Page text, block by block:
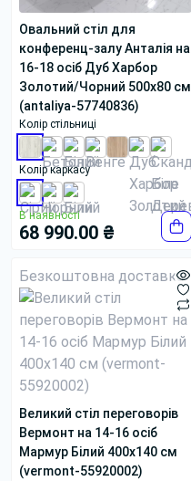
Овальний стіл для
конференц-залу Анталія на
16-18 осіб Дуб Харбор
Золотий/Чорний 500x80 см
(antaliya-57740836)
Колір стільниці
Колір каркасу
В наявності
68 990.00 ₴
Безкоштовна доставка
Великий стіл переговорів
Вермонт на 14-16 осіб
Мармур Білий 400x140 см
(vermont-55920002)